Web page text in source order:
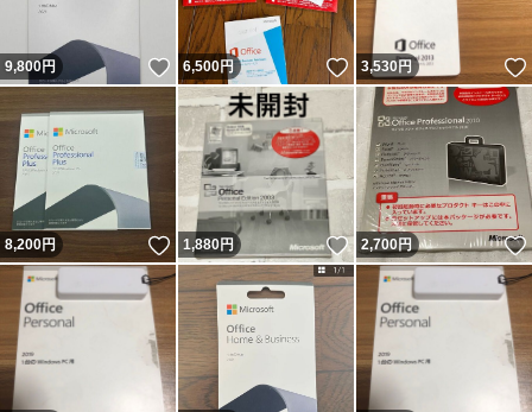
9,800円 いいね！
6,500円 いいね！
3,530円
8,200円 いいね！
1,880円 いいね！
2,700円